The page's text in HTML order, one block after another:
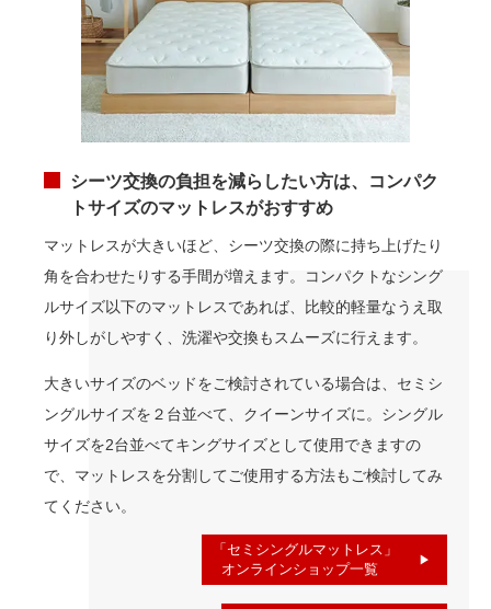
シーツ交換の負担を減らしたい方は、コンパク
トサイズのマットレスがおすすめ
マットレスが大きいほど、シーツ交換の際に持ち上げたり
角を合わせたりする手間が増えます。コンパクトなシング
ルサイズ以下のマットレスであれば、比較的軽量なうえ取
り外しがしやすく、洗濯や交換もスムーズに行えます。
大きいサイズのベッドをご検討されている場合は、セミシ
ングルサイズを２台並べて、クイーンサイズに。シングル
サイズを2台並べてキングサイズとして使用できますの
で、マットレスを分割してご使用する方法もご検討してみ
てください。
「セミシングルマットレス」
オンラインショップ一覧